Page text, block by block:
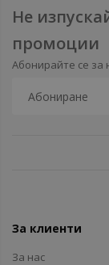
Не
промоции
Абонирайте се
За клиенти
За нас